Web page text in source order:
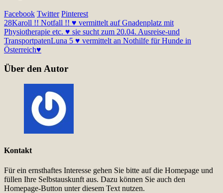
Facebook Twitter Pinterest
28Karoll !! Notfall !! ♥ vermittelt auf Gnadenplatz mit
Physiotherapie etc. ♥ sie sucht zum 20.04. Ausreise-und
TransportpatenLuna 5 ♥ vermittelt an Nothilfe für Hunde in
Österreich♥
Über den Autor
Kontakt
Für ein ernsthaftes Interesse gehen Sie bitte auf die Homepage und
füllen Ihre Selbstauskunft aus. Dazu können Sie auch den
Homepage-Button unter diesem Text nutzen.